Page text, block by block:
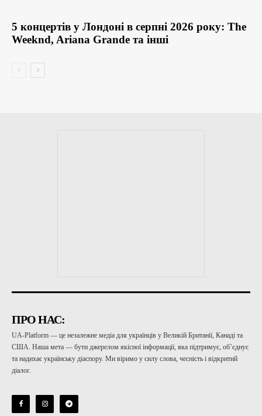
5 концертів у Лондоні в серпні 2026 року: The
Weeknd, Ariana Grande та інші
ПРО НАС:
UA-Platform — це незалежне медіа для українців у Великій Британії, Канаді та
США. Наша мета — бути джерелом якісної інформації, яка підтримує, об’єднує
та надихає українську діаспору. Ми віримо у силу слова, чесність і відкритий
діалог.